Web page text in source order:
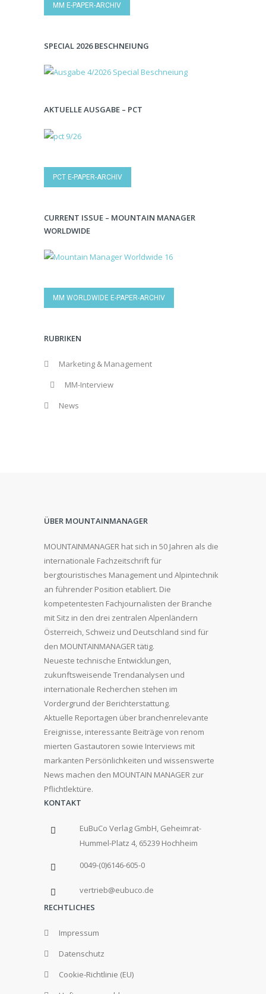
MM E-PAPER-ARCHIV
SPECIAL 2026 BESCHNEIUNG
AKTUELLE AUSGABE – PCT
PCT E-PAPER-ARCHIV
CURRENT ISSUE – MOUNTAIN MANAGER
WORLDWIDE
MM WORLDWIDE E-PAPER-ARCHIV
RUBRIKEN
Marketing & Management
MM-Interview
News
ÜBER MOUNTAINMANAGER
MOUNTAINMANAGER hat sich in 50 Jahren als die
internationale Fachzeitschrift für
bergtouristisches Management und Alpintechnik
an führender Position etabliert. Die
kompetentesten Fachjournalisten der Branche
mit Sitz in den drei zentralen Alpenländern
Österreich, Schweiz und Deutschland sind für
den MOUNTAINMANAGER tätig.
Neueste technische Entwicklungen,
zukunftsweisende Trendanalysen und
internationale Recherchen stehen im
Vordergrund der Berichterstattung.
Aktuelle Reportagen über branchenrelevante
Ereignisse, interessante Beiträge von renom
mierten Gastautoren sowie Interviews mit
markanten Persönlichkeiten und wissenswerte
News machen den MOUNTAIN MANAGER zur
Pflichtlektüre.
KONTAKT
EuBuCo Verlag GmbH, Geheimrat-
Hummel-Platz 4, 65239 Hochheim
0049-(0)6146-605-0
vertrieb@eubuco.de
RECHTLICHES
Impressum
Datenschutz
Cookie-Richtlinie (EU)